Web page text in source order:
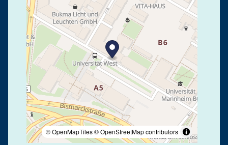
© OpenMapTiles© OpenStreetMap contributors